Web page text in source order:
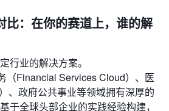
比：在你的赛道上，谁的解
行业的解决方案。
（Financial Services Cloud）、医
、政府公共事业等领域拥有深厚的
于全球头部企业的实践经验构建，